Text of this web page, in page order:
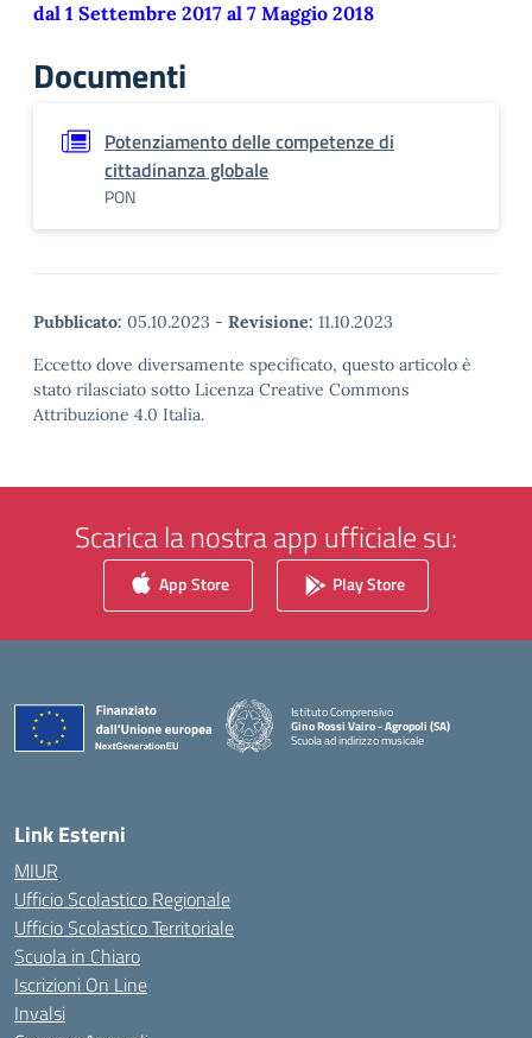
dal 1 Settembre 2017 al 7 Maggio 2018
Documenti
Potenziamento delle competenze di
cittadinanza globale
PON
Pubblicato: 05.10.2023 - Revisione: 11.10.2023
Eccetto dove diversamente specificato, questo articolo è
stato rilasciato sotto Licenza Creative Commons
Attribuzione 4.0 Italia.
Scarica la nostra app ufficiale su:
App Store Play Store
Istituto Comprensivo
Gino Rossi Vairo - Agropoli (SA)
Scuola ad indirizzo musicale
Link Esterni
MIUR
Ufficio Scolastico Regionale
Ufficio Scolastico Territoriale
Scuola in Chiaro
Iscrizioni On Line
Invalsi